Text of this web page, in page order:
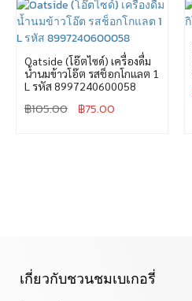
Oatside (โอ๊ตไซด์) เครื่องดื่ม
น้ำนมข้าวโอ๊ต รสช็อกโกแลต 1
L รหัส 8997240600058
฿105.00 ฿75.00
เกี่ยวกับชวนชมเบเกอรี่